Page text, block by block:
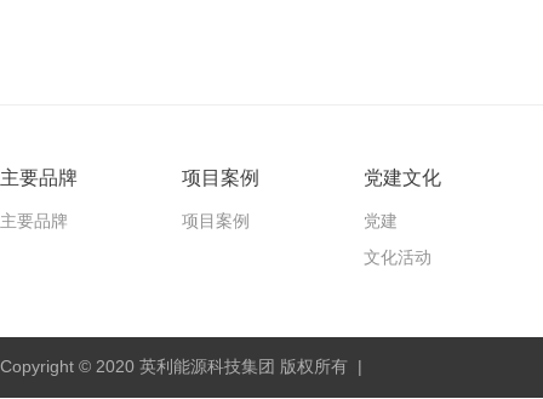
主要品牌
主要品牌
项目案例
项目案例
党建文化
党建
文化活动
Copyright © 2020 英利能源科技集团 版权所有 |